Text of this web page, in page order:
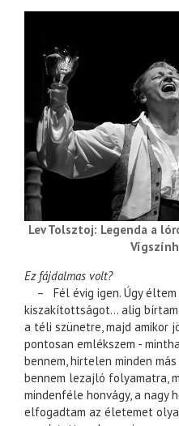
Lev Tolsztoj: Legenda a
Ez fájdalmas volt?
– Fél évig igen. Úgy éltem
kiszakítottságot… alig bírtam
a téli szünetre, majd amikor
pontosan emlékszem -
bennem, hirtelen minden
bennem lezajló folyamatra,
mindenféle honvágy, a nagy
elfogadtam az életemet